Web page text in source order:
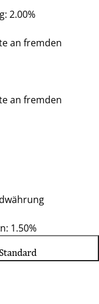
2.00%
an fremden
an fremden
1.50%